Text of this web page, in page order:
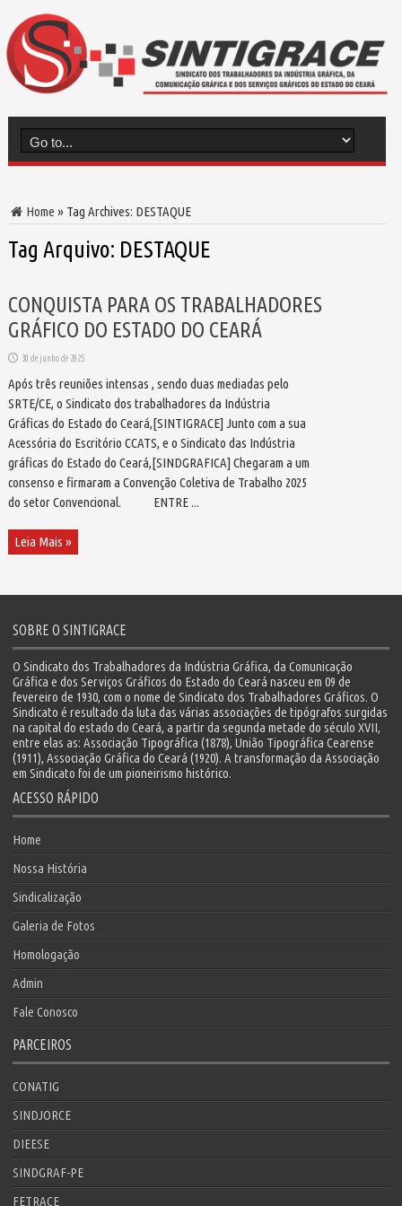
Home » Tag Archives: DESTAQUE
Tag Arquivo: DESTAQUE
CONQUISTA PARA OS TRABALHADORES
GRÁFICO DO ESTADO DO CEARÁ
30 de junho de 2025
Após três reuniões intensas , sendo duas mediadas pelo
SRTE/CE, o Sindicato dos trabalhadores da Indústria
Gráficas do Estado do Ceará,[SINTIGRACE] Junto com a sua
Acessória do Escritório CCATS, e o Sindicato das Indústria
gráficas do Estado do Ceará,[SINDGRAFICA] Chegaram a um
consenso e firmaram a Convenção Coletiva de Trabalho 2025
do setor Convencional. ENTRE ...
Leia Mais »
SOBRE O SINTIGRACE
O Sindicato dos Trabalhadores da Indústria Gráfica, da Comunicação
Gráfica e dos Serviços Gráficos do Estado do Ceará nasceu em 09 de
fevereiro de 1930, com o nome de Sindicato dos Trabalhadores Gráficos. O
Sindicato é resultado da luta das várias associações de tipógrafos surgidas
na capital do estado do Ceará, a partir da segunda metade do século XVII,
entre elas as: Associação Tipográfica (1878), União Tipográfica Cearense
(1911), Associação Gráfica do Ceará (1920). A transformação da Associação
em Sindicato foi de um pioneirismo histórico.
ACESSO RÁPIDO
Home
Nossa História
Sindicalização
Galeria de Fotos
Homologação
Admin
Fale Conosco
PARCEIROS
CONATIG
SINDJORCE
DIEESE
SINDGRAF-PE
FETRACE